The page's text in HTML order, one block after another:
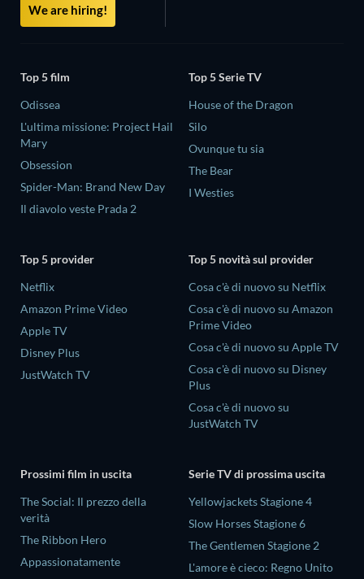
We are hiring!
Top 5 film
Odissea
L'ultima missione: Project Hail
Mary
Obsession
Spider-Man: Brand New Day
Il diavolo veste Prada 2
Top 5 Serie TV
House of the Dragon
Silo
Ovunque tu sia
The Bear
I Westies
Top 5 provider
Netflix
Amazon Prime Video
Apple TV
Disney Plus
JustWatch TV
Top 5 novità sul provider
Cosa c'è di nuovo su Netflix
Cosa c'è di nuovo su Amazon
Prime Video
Cosa c'è di nuovo su Apple TV
Cosa c'è di nuovo su Disney
Plus
Cosa c'è di nuovo su
JustWatch TV
Prossimi film in uscita
The Social: Il prezzo della
verità
The Ribbon Hero
Appassionatamente
Serie TV di prossima uscita
Yellowjackets Stagione 4
Slow Horses Stagione 6
The Gentlemen Stagione 2
L'amore è cieco: Regno Unito